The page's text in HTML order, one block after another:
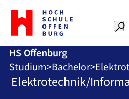
Zur
Startseite
Hochschule
Offenburg
HS Offenburg
Studium Bachelor
Elektrotechnik/